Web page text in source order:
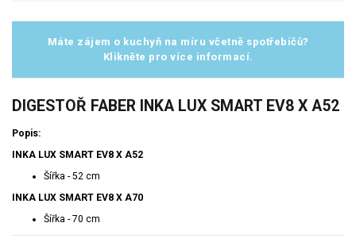
Máte zájem o kuchyň na míru včetně spotřebičů?
Klikněte pro více informací.
DIGESTOŘ FABER INKA LUX SMART EV8 X A52
Popis:
INKA LUX SMART EV8 X A52
Šířka - 52 cm
INKA LUX SMART EV8 X A70
Šířka - 70 cm